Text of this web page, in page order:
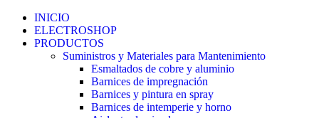
INICIO
ELECTROSHOP
PRODUCTOS
Suministros y Materiales para Mantenimiento
Esmaltados de cobre y aluminio
Barnices de impregnación
Barnices y pintura en spray
Barnices de intemperie y horno